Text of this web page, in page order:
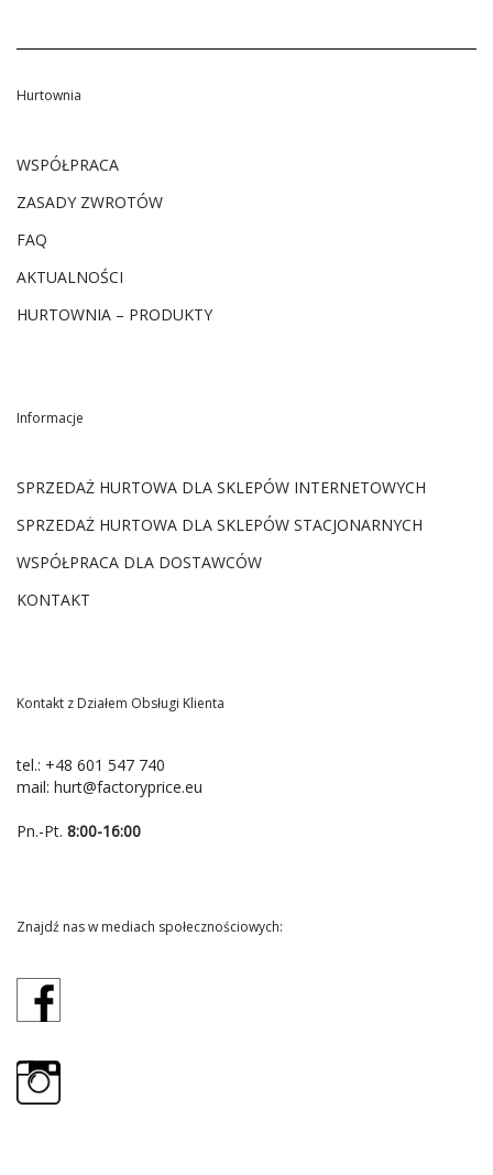
Hurtownia
WSPÓŁPRACA
ZASADY ZWROTÓW
FAQ
AKTUALNOŚCI
HURTOWNIA – PRODUKTY
Informacje
SPRZEDAŻ HURTOWA DLA SKLEPÓW INTERNETOWYCH
SPRZEDAŻ HURTOWA DLA SKLEPÓW STACJONARNYCH
WSPÓŁPRACA DLA DOSTAWCÓW
KONTAKT
Kontakt z Działem Obsługi Klienta
tel.: +48 601 547 740
mail: hurt@factoryprice.eu
Pn.-Pt. 8:00-16:00
Znajdź nas w mediach społecznościowych: